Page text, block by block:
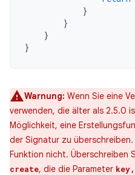
}
}
}
}
Warnung: Wenn Sie eine
verwenden, die älter als 2.5.0
Möglichkeit, eine
der Signatur zu
Funktion nicht. Überschreiben
create, die die Parameter